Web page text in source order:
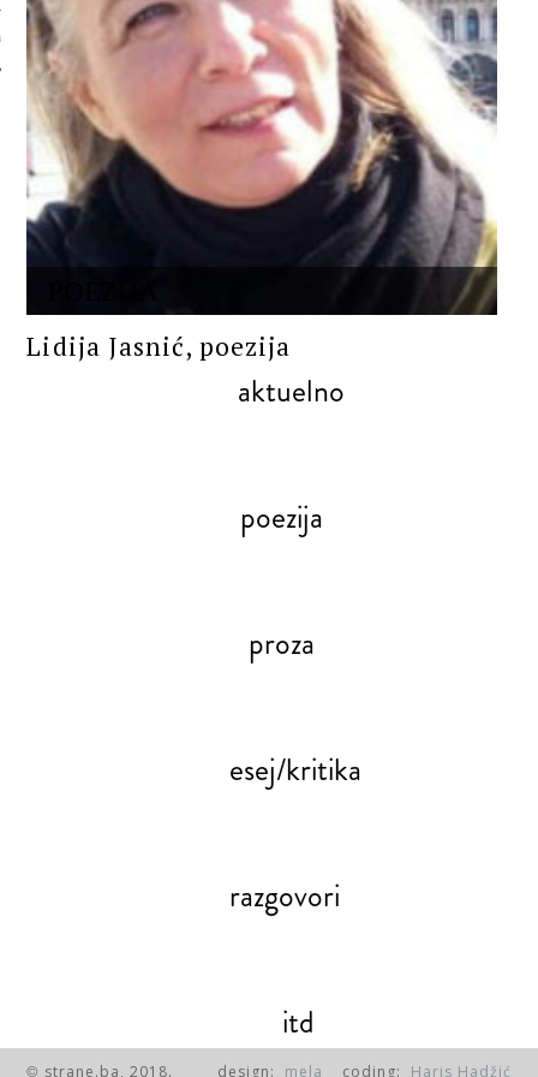
Lidija Jasnić, poezija
aktuelno
poezija
proza
esej/kritika
razgovori
itd
© strane.ba, 2018. design: mela coding: Haris Hadžić